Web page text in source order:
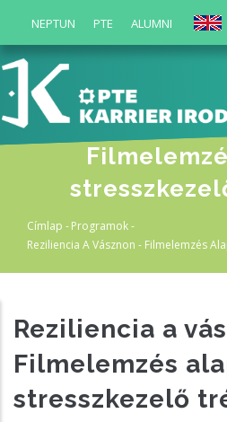
tartalomra
NEPTUN PTE ALUMNI English
Reziliencia a
Morzsa
Címlap -Programok-
Reziliencia A Vásznon - Filmelemzés
Reziliencia a
Filmelemzés
stresszkezelő